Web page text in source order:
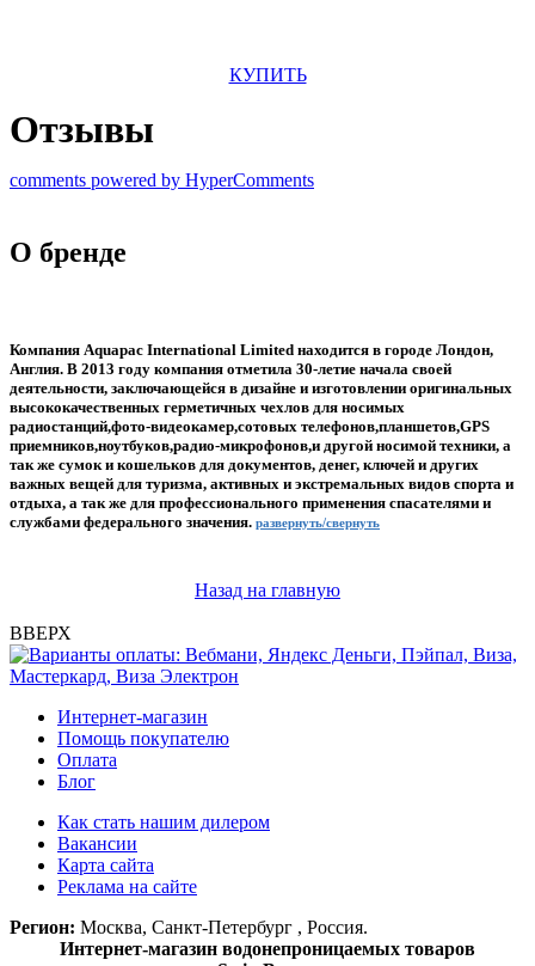
КУПИТЬ
Отзывы
comments powered by HyperComments
О бренде
Компания Aquapac International Limited находится в городе Лондон,
Англия. В 2013 году компания отметила 30-летие начала своей
деятельности, заключающейся в дизайне и изготовлении оригинальных
высококачественных герметичных чехлов для носимых
радиостанций,фото-видеокамер,сотовых телефонов,планшетов,GPS
приемников,ноутбуков,радио-микрофонов,и другой носимой техники, а
так же сумок и кошельков для документов, денег, ключей и других
важных вещей для туризма, активных и экстремальных видов спорта и
отдыха, а так же для профессионального применения спасателями и
службами федерального значения. развернуть/свернуть
Назад на главную
ВВЕРХ
Интернет-магазин
Помощь покупателю
Оплата
Блог
Как стать нашим дилером
Вакансии
Карта сайта
Реклама на сайте
Регион: Москва, Санкт-Петербург , Россия.
Интернет-магазин водонепроницаемых товаров